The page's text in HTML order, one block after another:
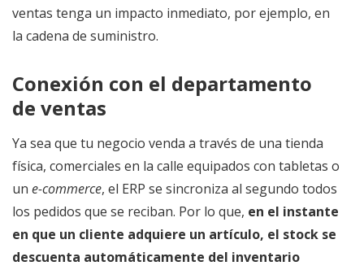
ventas tenga un impacto inmediato, por ejemplo, en
la cadena de suministro.
Conexión con el departamento
de ventas
Ya sea que tu negocio venda a través de una tienda
física, comerciales en la calle equipados con tabletas o
un e-commerce, el ERP se sincroniza al segundo todos
los pedidos que se reciban. Por lo que, en el instante
en que un cliente adquiere un artículo, el stock se
descuenta automáticamente del inventario